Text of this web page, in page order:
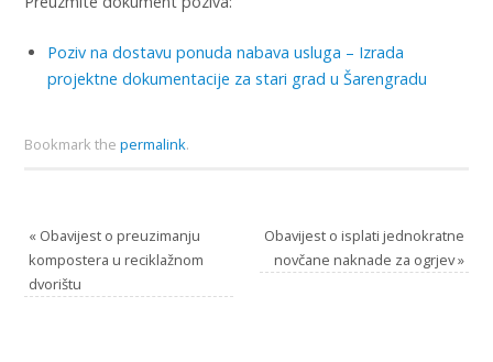
Poziv na dostavu ponuda nabava usluga – Izrada
projektne dokumentacije za stari grad u Šarengradu
Bookmark the permalink.
«Obavijest o preuzimanju
kompostera u reciklažnom
dvorištu
Obavijest o isplati jednokratne
novčane naknade za ogrjev»